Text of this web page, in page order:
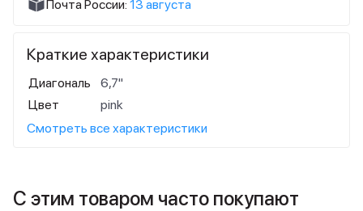
Почта России: 13 августа
Краткие характеристики
Диагональ
6,7"
Цвет
pink
Смотреть все характеристики
С этим товаром часто покупают